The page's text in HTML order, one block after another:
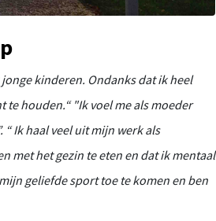
kinderen. Ondanks dat ik heel
te houden.“ "Ik voel me als moeder
“ Ik haal veel uit mijn werk als
met het gezin te eten en dat ik mentaal
geliefde sport toe te komen enben